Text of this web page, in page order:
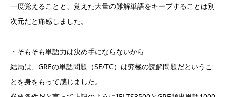
一度覚えることと、覚えた大量の難解単語をキープすることは別
次元だと痛感しました。
・そもそも単語力は決め手にならないから
結局は、GREの単語問題（SE/TC）は究極の読解問題だというこ
とを身をもって感じました。